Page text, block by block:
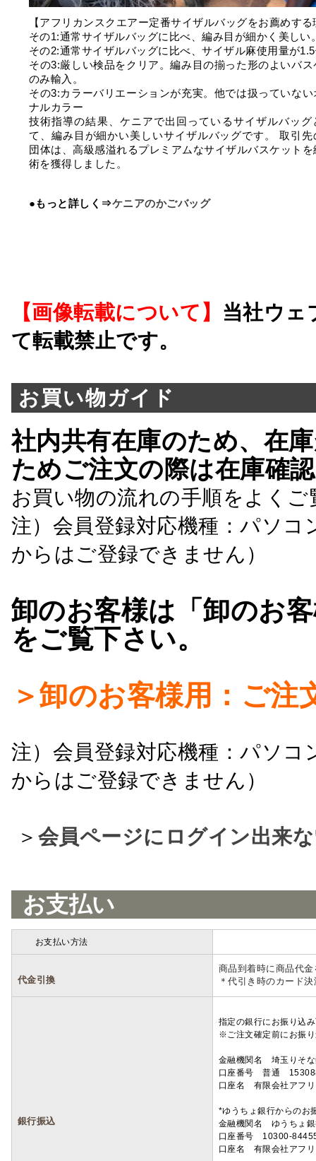
【アフリカンスクエアー定番サイザルバッグをお薦めする
その1:通常サイザルバッグに比べ、編み目が細かく美しい
その2:通常サイザルバッグに比べ、サイザル麻使用量が
その3:厳しい検品をクリア。編み目の揃った形のよいバス
のみ輸入。
その3:カラーバリエーションが充実。他では扱っていない
ナルカラー
技術指導の結果、ケニアで出回っているサイザルバッグ
て、編み目が細かい美しいサイザルバッグです。 取引先
団体は、高級感溢れるプレミアムなサイザルバスケット
術を獲得しました。
●もっと詳しく⇒ケニアのかごバッグ
【画像転載について】 当社ウェ
て転載禁止です。
お買い物ガイド
社内共有在庫のため、在
ためご注文の際は在庫確
お買い物の流れの手順をよくご
注）会員登録対応機種：パソ
からはご登録できません）
卸のお客様は「卸のお
をご覧下さい。
＞卸のお客様用：ご注
注）会員登録対応機種：パソ
からはご登録できません）
＞ 会員ページにログイン出来
お支払い
お支払い方法
代金引換
商品到着時に商品代
＊代引き時のカード
銀行振込
指定の銀行にお振り込
※ご注文確定前にお振
金融機関名 埼玉りそ
口座番号 普通
口座名 有限会社アフ
*ゆうちょ銀行からのお
金融機関名 ゆうちょ
口座番号 10300-
口座名 有限会社アフ